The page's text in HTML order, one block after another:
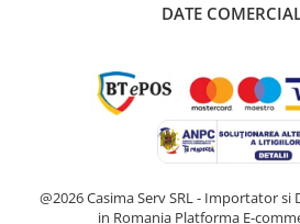
DATE
@2026 Casima Serv SRL - Importator si
in Romania Platforma E-